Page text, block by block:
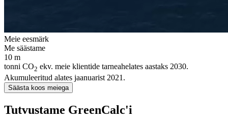
Meie eesmärk
Me säästame
10 m
tonni CO2 ekv. meie klientide tarneahelates aastaks 2030.
Akumuleeritud alates jaanuarist 2021.
Säästa koos meiega
Tutvustame GreenCalc'i